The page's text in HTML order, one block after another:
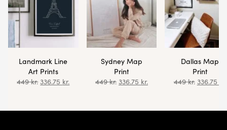
Landmark Line
Art Prints
449kr. 336.75 kr.
Sydney Map
Print
449kr. 336.75 kr.
Dallas Map
Print
449kr. 336.75